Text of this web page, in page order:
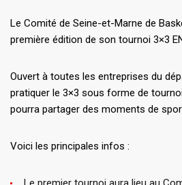
Le Comité de Seine-et-Marne de
première édition de son tournoi 3×3
Ouvert à toutes les entreprises du
pratiquer le 3×3 sous forme de
pourra partager des moments de
Voici les principales infos :